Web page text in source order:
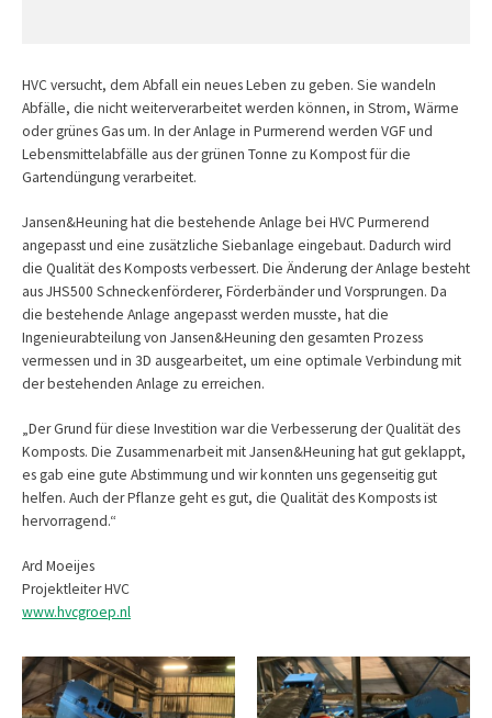
HVC versucht, dem Abfall ein neues Leben zu geben. Sie wandeln
Abfälle, die nicht weiterverarbeitet werden können, in Strom, Wärme
oder grünes Gas um. In der Anlage in Purmerend werden VGF und
Lebensmittelabfälle aus der grünen Tonne zu Kompost für die
Gartendüngung verarbeitet.
Jansen&Heuning hat die bestehende Anlage bei HVC Purmerend
angepasst und eine zusätzliche Siebanlage eingebaut. Dadurch wird
die Qualität des Komposts verbessert. Die Änderung der Anlage besteht
aus JHS500 Schneckenförderer, Förderbänder und Vorsprungen. Da
die bestehende Anlage angepasst werden musste, hat die
Ingenieurabteilung von Jansen&Heuning den gesamten Prozess
vermessen und in 3D ausgearbeitet, um eine optimale Verbindung mit
der bestehenden Anlage zu erreichen.
„Der Grund für diese Investition war die Verbesserung der Qualität des
Komposts. Die Zusammenarbeit mit Jansen&Heuning hat gut geklappt,
es gab eine gute Abstimmung und wir konnten uns gegenseitig gut
helfen. Auch der Pflanze geht es gut, die Qualität des Komposts ist
hervorragend.“
Ard Moeijes
Projektleiter HVC
www.hvcgroep.nl